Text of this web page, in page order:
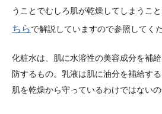
うことでむしろ肌が乾燥してしまうこ
ちらで解説していますので参照してくだ
化粧水は、肌に水溶性の美容成分を補
防するもの。乳液は肌に油分を補給す
肌を乾燥から守っているわけではないの